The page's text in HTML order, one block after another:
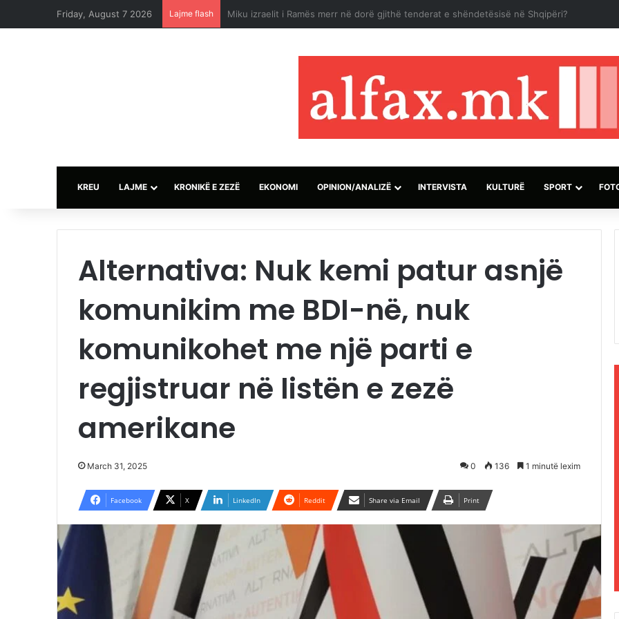
Friday, August 7 2026 Lajme flash Tajlandë, të paktën shtatë të vdekur dhe 15 të plagosur nga të shtënat në një shkollë
KREU LAJME KRONIKË E ZEZË EKONOMI OPINION/ANALIZË INTERVISTA KULTURË SPORT
Alternativa: Nuk kemi patur asnjë
komunikim me BDI-në, nuk
komunikohet me një parti e
regjistruar në listën e zezë
amerikane
March 31, 2025 0 136 1 minutë lexim
Facebook X LinkedIn Reddit Share via Email Print